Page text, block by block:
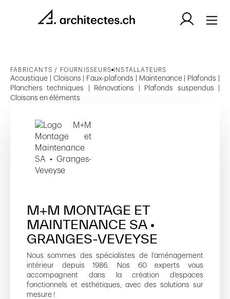
FABRICANTS / FOURNISSEURS INSTALLATEURS
Acoustique | Cloisons | Faux-plafonds | Maintenance | Plafonds |
Planchers techniques | Rénovations | Plafonds suspendus |
Cloisons en éléments
M+M MONTAGE ET
MAINTENANCE SA •
GRANGES-VEVEYSE
Nous sommes des spécialistes de l’aménagement
intérieur depuis 1986. Nos 60 experts vous
accompagnent dans la création d’espaces
fonctionnels et esthétiques, avec des solutions sur
mesure !